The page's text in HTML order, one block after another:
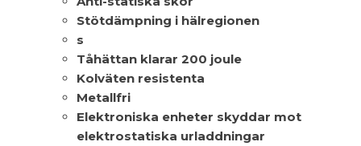
Stötdämpning i hälregionen
s
Tåhättan klarar 200 joule
Kolväten resistenta
Metallfri
Elektroniska enheter skyddar mot
elektrostatiska urladdningar